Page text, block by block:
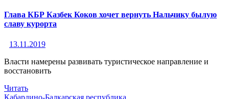
Глава КБР Казбек Коков хочет вернуть Нальчику былую
славу курорта
13.11.2019
Власти намерены развивать туристическое направление и
восстановить
Читать
Кабардино-Балкарская республика